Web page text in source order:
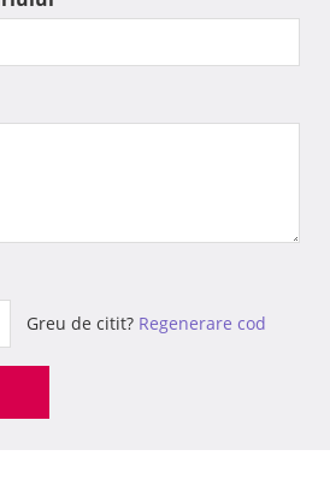
Greu de citit? Regenerare cod